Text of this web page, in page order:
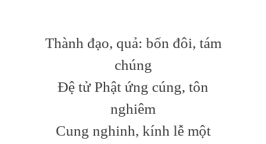
Thành đạo, quả: bốn đôi, tám
chúng
Đệ tử Phật ứng cúng, tôn
nghiêm
Cung nghinh, kính lễ một